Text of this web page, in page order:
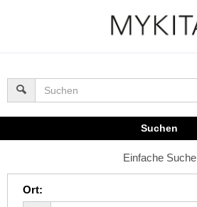
Suchen
Einfache Suche
Ort: